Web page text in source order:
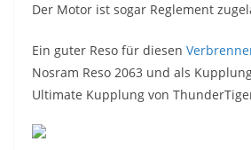
Der Motor ist sogar Reglement
Ein guter Reso für diesen
Nosram Reso 2063 und als
Ultimate Kupplung von